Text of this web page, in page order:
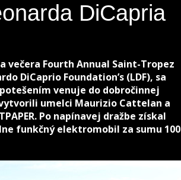
DiCapria
Fourth Annual Saint-Tropez
DiCaprio Foundation’s (LDF), sa
venuje do dobročinnej
umelci Maurizio Cattelan a
Po napínavej dražbe získal
funkčný elektromobil za sumu 100